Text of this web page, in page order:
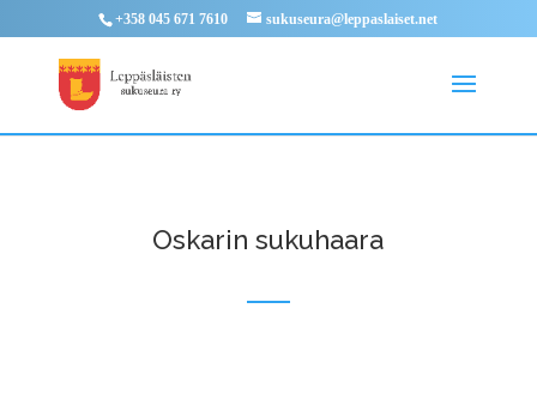
+358 045 671 7610 sukuseura@leppaslaiset.net
Oskarin sukuhaara